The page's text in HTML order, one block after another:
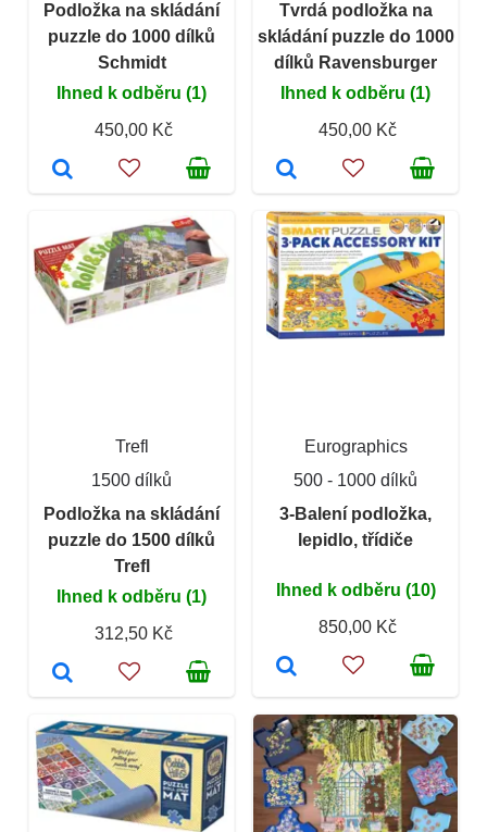
Podložka na skládání
puzzle do 1000 dílků
Schmidt
Ihned k odběru (1)
450,00 Kč
Tvrdá podložka na
skládání puzzle do 1000
dílků Ravensburger
Ihned k odběru (1)
450,00 Kč
Trefl
1500 dílků
Podložka na skládání
puzzle do 1500 dílků
Trefl
Ihned k odběru (1)
312,50 Kč
Eurographics
500 - 1000 dílků
3-Balení podložka,
lepidlo, třídiče
Ihned k odběru (10)
850,00 Kč